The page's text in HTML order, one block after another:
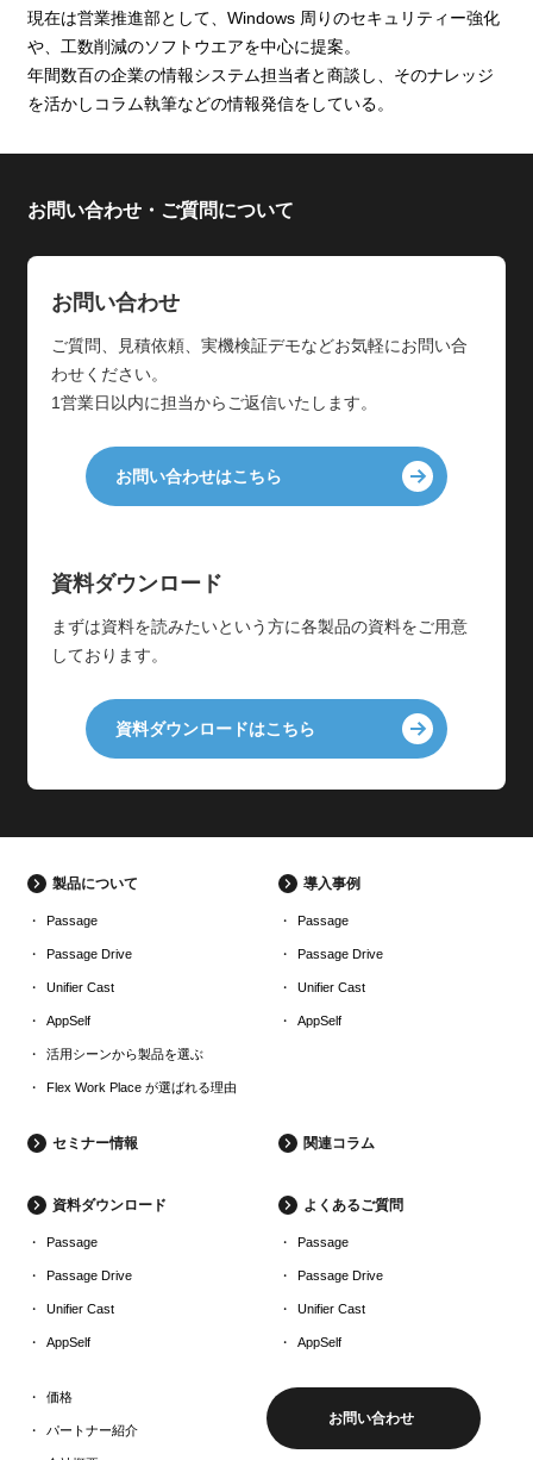
現在は営業推進部として、Windows 周りのセキュリティー強化
や、工数削減のソフトウエアを中心に提案。
年間数百の企業の情報システム担当者と商談し、そのナレッジ
を活かしコラム執筆などの情報発信をしている。
お問い合わせ・ご質問について
お問い合わせ
ご質問、見積依頼、実機検証デモなどお気軽にお問い合
わせください。
1営業日以内に担当からご返信いたします。
お問い合わせはこちら
資料ダウンロード
まずは資料を読みたいという方に各製品の資料をご用意
しております。
資料ダウンロードはこちら
製品について
Passage
Passage Drive
Unifier Cast
AppSelf
活用シーンから製品を選ぶ
Flex Work Place が選ばれる理由
導入事例
Passage
Passage Drive
Unifier Cast
AppSelf
セミナー情報 関連コラム
資料ダウンロード
Passage
Passage Drive
Unifier Cast
AppSelf
よくあるご質問
Passage
Passage Drive
Unifier Cast
AppSelf
お問い合わせ
価格
パートナー紹介